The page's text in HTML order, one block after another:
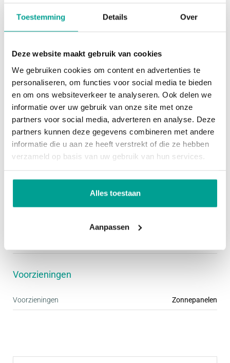
Toestemming Details Over
Deze website maakt gebruik van cookies
We gebruiken cookies om content en advertenties te
personaliseren, om functies voor social media te bieden
en om ons websiteverkeer te analyseren. Ook delen we
informatie over uw gebruik van onze site met onze
partners voor social media, adverteren en analyse. Deze
partners kunnen deze gegevens combineren met andere
informatie die u aan ze heeft verstrekt of die ze hebben
verzameld op basis van uw gebruik van hun services.
Alles toestaan
Aanpassen
Isolatie Volledig geisoleerd
Verwarming
Buitenruimte
Geen tuin
Bergruimte
Garage Geen garage
Overig
Voorzieningen
Voorzieningen Zonnepanelen